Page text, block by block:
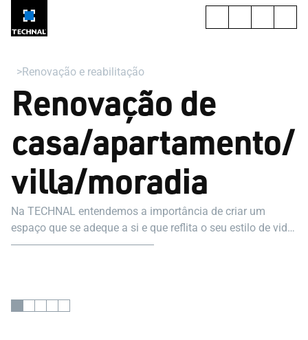
Renovação e reabilitação
Renovação de
casa/apartamento/
villa/moradia
Na TECHNAL entendemos a importância de criar um
espaço que se adeque a si e que reflita o seu estilo de vida,
seja para um projeto de renovação de uma casa, de uma